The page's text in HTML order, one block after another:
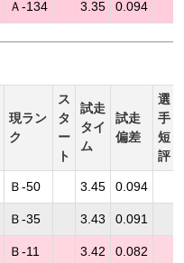
Ａ-134 3.35 0.094
現ラン
ク
ス
タ
ー
ト
試走
タイ
ム
試走
偏差
選
手
短
評
Ｂ-50 3.45 0.094
Ｂ-35 3.43 0.091
Ｂ-11 3.42 0.082